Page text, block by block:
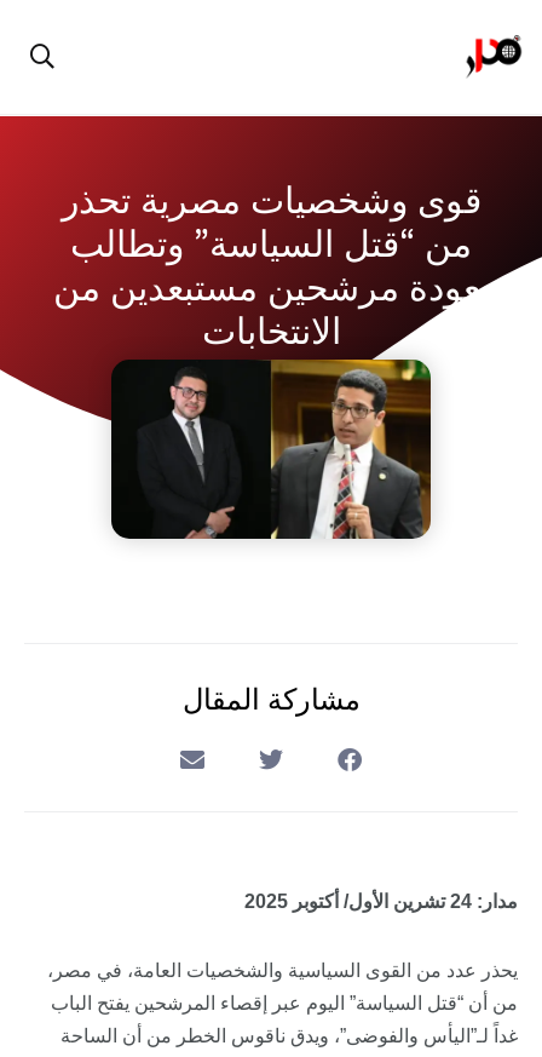
قوى وشخصيات مصرية تحذر
من “قتل السياسة” وتطالب
بعودة مرشحين مستبعدين من
الانتخابات
مشاركة المقال
مدار: 24 تشرين الأول/ أكتوبر 2025
يحذر عدد من القوى السياسية والشخصيات العامة، في مصر،
من أن “قتل السياسة” اليوم عبر إقصاء المرشحين يفتح الباب
غداً لـ”اليأس والفوضى”، ويدق ناقوس الخطر من أن الساحة